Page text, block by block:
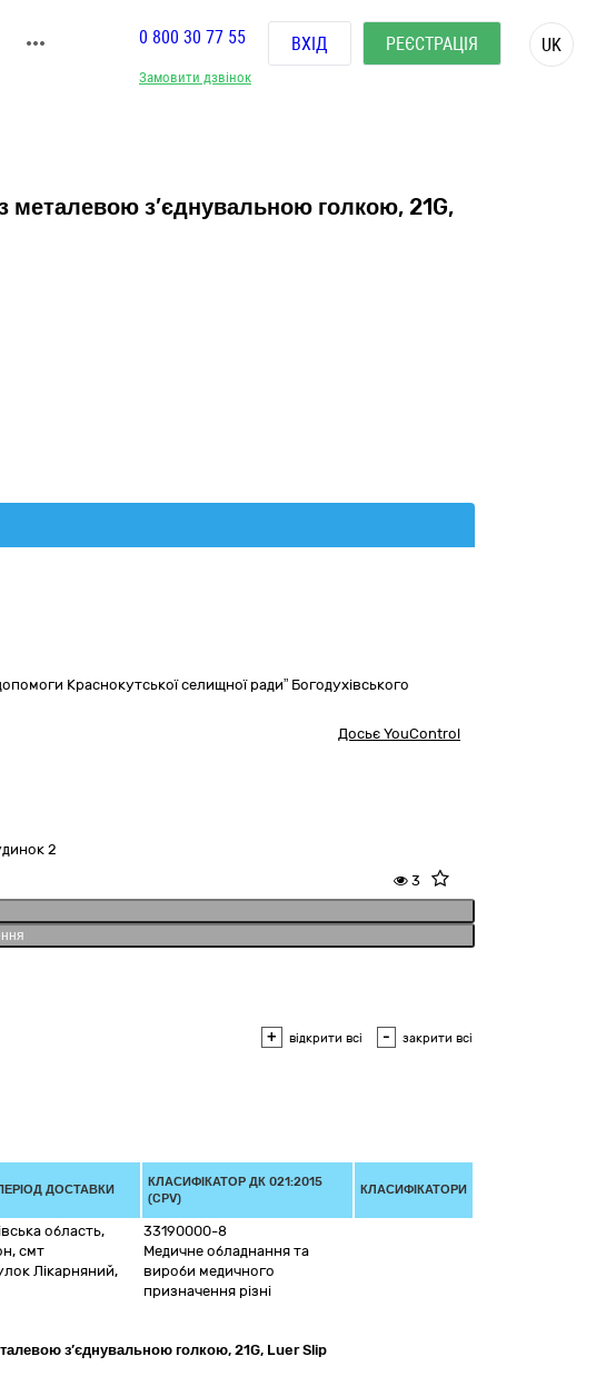
Замовити дзвінок
0 800 30 77 55 ВХІД РЕЄСТРАЦІЯ UK
металевою з’єднувальною голкою, 21G,
Краснокутської селищної ради” Богодухівського
Досьє YouControl
2
3
+ відкрити всі - закрити всі
ДОСТАВКИ
КЛАСИФІКАТОР ДК 021:2015
(CPV)
КЛАСИФІКАТОРИ
область,
смт
Лікарняний,
33190000-8
Медичне обладнання та
вироби медичного
призначення різні
з’єднувальною голкою, 21G, Luer Slip